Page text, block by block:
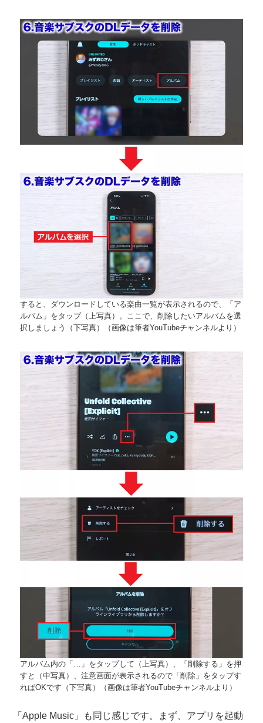
すると、ダウンロードしている楽曲一覧が表示されるので、「ア
ルバム」をタップ（上写真）。ここで、削除したいアルバムを選
択しましょう（下写真）（画像は筆者YouTubeチャンネルより）
アルバム内の「…」をタップして（上写真）、「削除する」を押
すと（中写真）、注意画面が表示されるので「削除」をタップす
ればOKです（下写真）（画像は筆者YouTubeチャンネルより）
「Apple Music」も同じ感じです。まず、アプリを起動